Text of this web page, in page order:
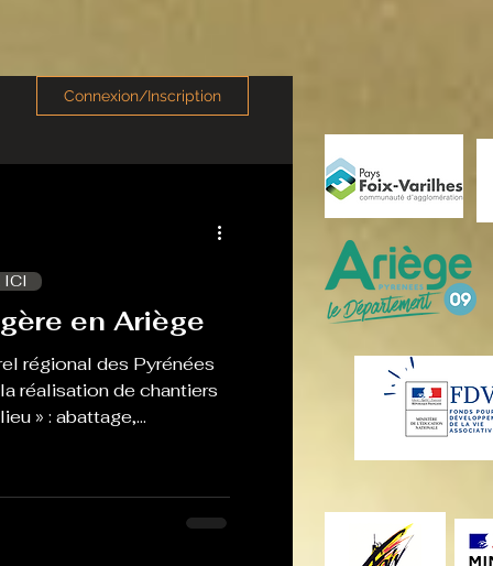
Connexion/Inscription
en Ariège
régional des Pyrénées
réalisation de chantiers
» : abattage,
aux élus et élues
dans ces projets.
ICI